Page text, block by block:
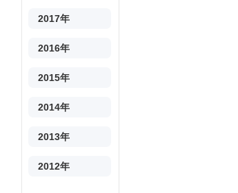
2017年
2016年
2015年
2014年
2013年
2012年